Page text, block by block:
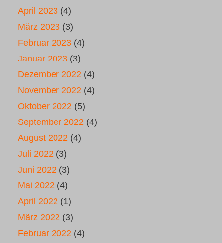
April 2023 (4)
März 2023 (3)
Februar 2023 (4)
Januar 2023 (3)
Dezember 2022 (4)
November 2022 (4)
Oktober 2022 (5)
September 2022 (4)
August 2022 (4)
Juli 2022 (3)
Juni 2022 (3)
Mai 2022 (4)
April 2022 (1)
März 2022 (3)
Februar 2022 (4)